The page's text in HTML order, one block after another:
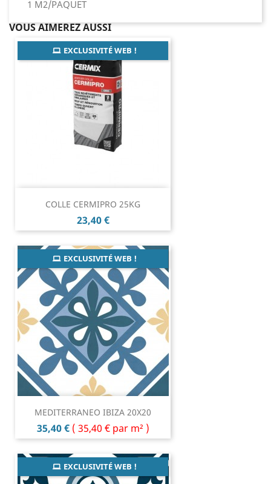
1 M2/PAQUET
VOUS AIMEREZ AUSSI
COLLE CERMIPRO 25KG
Prix
23,40 €
EXCLUSIVITÉ WEB !
MEDITERRANEO IBIZA 20X20
Prix
35,40 € ( 35,40 € par m² )
EXCLUSIVITÉ WEB !
EXCLUSIVITÉ WEB !